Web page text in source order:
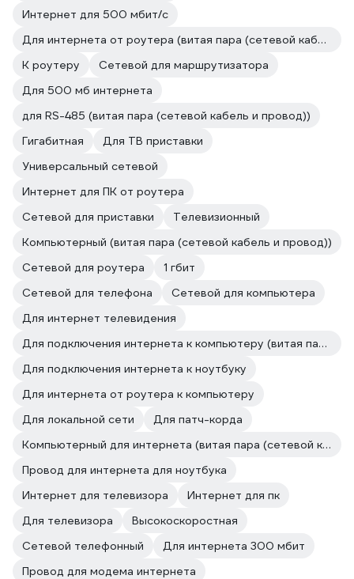
Интернет для 500 мбит/с
Для интернета от роутера (витая пара (сетевой кабель и провод))
К роутеру
Сетевой для маршрутизатора
Для 500 мб интернета
для RS-485 (витая пара (сетевой кабель и провод))
Гигабитная
Для ТВ приставки
Универсальный сетевой
Интернет для ПК от роутера
Сетевой для приставки
Телевизионный
Компьютерный (витая пара (сетевой кабель и провод))
Сетевой для роутера
1 гбит
Сетевой для телефона
Сетевой для компьютера
Для интернет телевидения
Для подключения интернета к компьютеру (витая пара (сетевой кабель и провод))
Для подключения интернета к ноутбуку
Для интернета от роутера к компьютеру
Для локальной сети
Для патч-корда
Компьютерный для интернета (витая пара (сетевой кабель и провод))
Провод для интернета для ноутбука
Интернет для телевизора
Интернет для пк
Для телевизора
Высокоскоростная
Сетевой телефонный
Для интернета 300 мбит
Провод для модема интернета